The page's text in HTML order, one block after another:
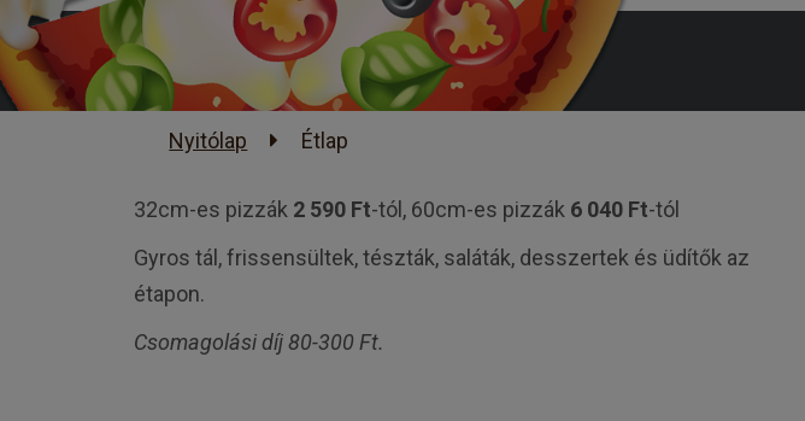
Nyitólap Étlap
32cm-es pizzák 2 590 Ft-tól, 60cm-es pizzák 6040Ft-tól
Gyros tál, frissensültek, tészták, saláták, desszertek és üdítők az
étapon.
Csomagolási díj 80-300 Ft.